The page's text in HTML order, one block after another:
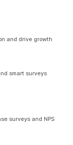
and drive growth
smart surveys
surveys and NPS